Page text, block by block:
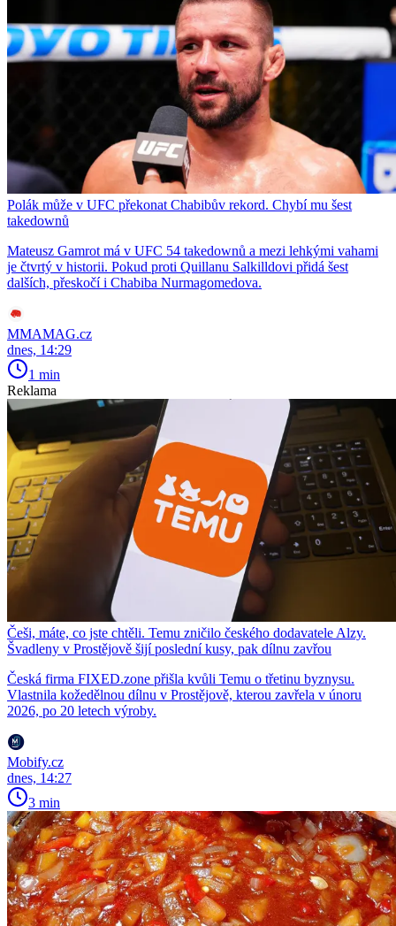
Polák může v UFC překonat Chabibův rekord. Chybí mu šest
takedownů
Mateusz Gamrot má v UFC 54 takedownů a mezi lehkými vahami
je čtvrtý v historii. Pokud proti Quillanu Salkilldovi přidá šest
dalších, přeskočí i Chabiba Nurmagomedova.
MMAMAG.cz
dnes, 14:29
1 min
Reklama
Češi, máte, co jste chtěli. Temu zničilo českého dodavatele Alzy.
Švadleny v Prostějově šijí poslední kusy, pak dílnu zavřou
Česká firma FIXED.zone přišla kvůli Temu o třetinu byznysu.
Vlastnila kožedělnou dílnu v Prostějově, kterou zavřela v únoru
2026, po 20 letech výroby.
Mobify.cz
dnes, 14:27
3 min